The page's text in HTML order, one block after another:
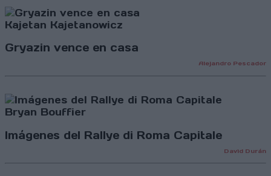
Kajetan Kajetanowicz
Gryazin vence en casa
Alejandro Pescador
Bryan Bouffier
Imágenes del Rallye di Roma Capitale
David Durán